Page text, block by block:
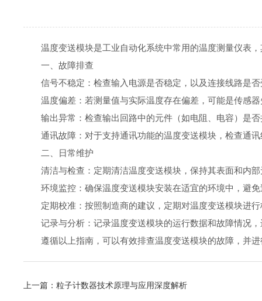
温度变送模块是工业自动化系统中常用的温度测量仪表，
一、故障排查
信号不稳定：检查输入电源是否稳定，以及连接线路是否
温度偏差：若测量值与实际温度存在偏差，可能是传感器
输出异常：检查输出回路中的元件（如电阻、电容）是否
通讯故障：对于支持通讯功能的温度变送模块，检查通讯
二、日常维护
清洁与检查：定期清洁温度变送模块，保持其表面和内部
环境监控：确保温度变送模块安装在适宜的环境中，避免
定期校准：按照制造商的建议，定期对温度变送模块进行
记录与分析：记录温度变送模块的运行数据和故障情况，
遵循以上指南，可以有效排查温度变送模块的故障，并进
上一篇： 粒子计数器技术原理与应用深度解析